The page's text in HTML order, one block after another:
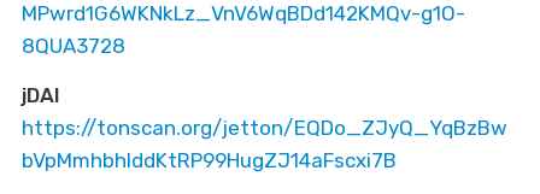
MPwrd1G6WKNkLz_VnV6WqBDd142KMQv-g1O-
8QUA3728
jDAI
https://tonscan.org/jetton/EQDo_ZJyQ_YqBzBw
bVpMmhbhIddKtRP99HugZJ14aFscxi7B